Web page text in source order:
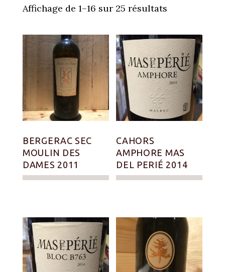
Affichage de 1–16 sur 25 résultats
BERGERAC SEC
MOULIN DES
DAMES 2011
CAHORS
AMPHORE MAS
DEL PERIÉ 2014